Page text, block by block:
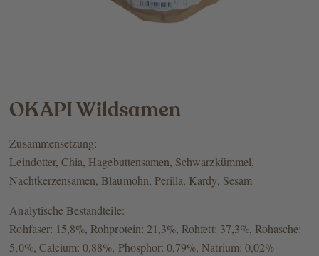
OKAPI Wildsamen
Zusammensetzung:
Leindotter, Chia, Hagebuttensamen, Schwarzkümmel,
Nachtkerzensamen, Blaumohn, Perilla, Kardy, Sesam
Analytische Bestandteile:
Rohfaser: 15,8%, Rohprotein: 21,3%, Rohfett: 37,3%, Rohasche:
5,0%, Calcium: 0,88%, Phosphor: 0,79%, Natrium: 0,02%